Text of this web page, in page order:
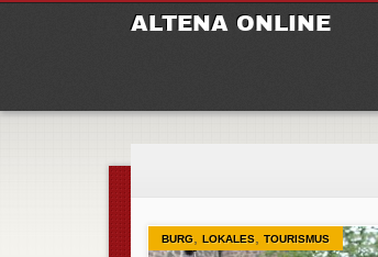
ALTENA ONLINE
BURG ,LOKALES ,TOURISMUS